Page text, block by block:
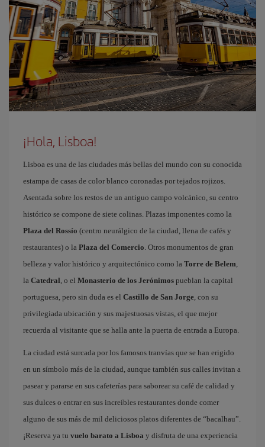
¡Hola, Lisboa!
Lisboa es una de las ciudades más bellas del mundo con su conocida
estampa de casas de color blanco coronadas por tejados rojizos.
Asentada sobre los restos de un antiguo campo volcánico, su centro
histórico se compone de siete colinas. Plazas imponentes como la
Plaza del Rossío (centro neurálgico de la ciudad, llena de cafés y
restaurantes) o la Plaza del Comercio. Otros monumentos de gran
belleza y valor histórico y arquitectónico como la Torre de Belem,
la Catedral, o el Monasterio de los Jerónimos pueblan la capital
portuguesa, pero sin duda es el Castillo de San Jorge, con su
privilegiada ubicación y sus majestuosas vistas, el que mejor
recuerda al visitante que se halla ante la puerta de entrada a Europa.
La ciudad está surcada por los famosos tranvías que se han erigido
en un símbolo más de la ciudad, aunque también sus calles invitan a
pasear y pararse en sus cafeterías para saborear su café de calidad y
sus dulces o entrar en sus increíbles restaurantes donde comer
alguno de sus más de mil deliciosos platos diferentes de “bacalhau”.
¡Reserva ya tu vuelo barato a Lisboa y disfruta de una experiencia